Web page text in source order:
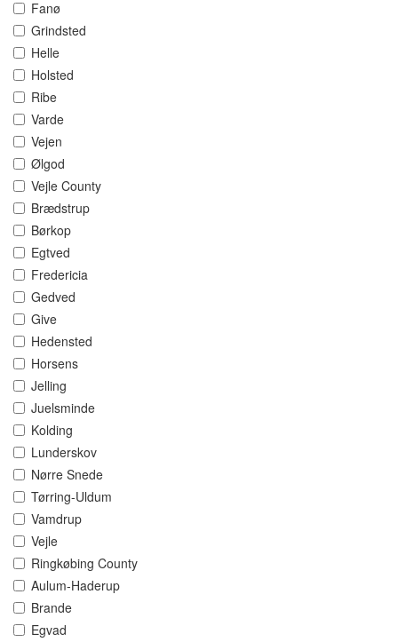
Fanø
Grindsted
Helle
Holsted
Ribe
Varde
Vejen
Ølgod
Vejle County
Brædstrup
Børkop
Egtved
Fredericia
Gedved
Give
Hedensted
Horsens
Jelling
Juelsminde
Kolding
Lunderskov
Nørre Snede
Tørring-Uldum
Vamdrup
Vejle
Ringkøbing County
Aulum-Haderup
Brande
Egvad